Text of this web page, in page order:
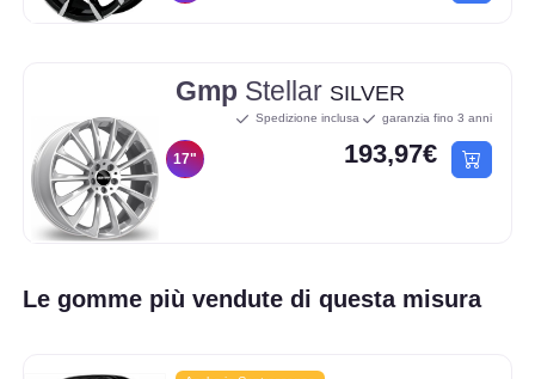
Gmp Stellar SILVER
17"
Spedizione inclusa garanzia fino 3 anni
193,97€
Le gomme più vendute di questa misura